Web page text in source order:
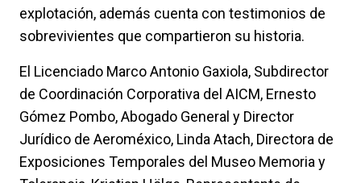
explotación, además cuenta con testimonios de
sobrevivientes que compartieron su historia.
El Licenciado Marco Antonio Gaxiola, Subdirector
de Coordinación Corporativa del AICM, Ernesto
Gómez Pombo, Abogado General y Director
Jurídico de Aeroméxico, Linda Atach, Directora de
Exposiciones Temporales del Museo Memoria y